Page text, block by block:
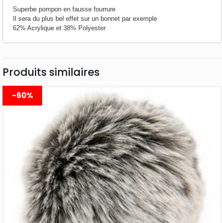
Superbe pompon en fausse fourrure
Il sera du plus bel effet sur un bonnet par exemple
62% Acrylique et 38% Polyester
Produits similaires
-60%